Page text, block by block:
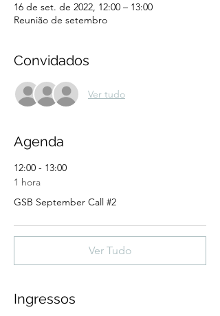
16 de set. de 2022, 12:00 – 13:00
Reunião de setembro
Convidados
Ver tudo
Agenda
12:00 - 13:00
1 hora
GSB September Call #2
Ver Tudo
Ingressos